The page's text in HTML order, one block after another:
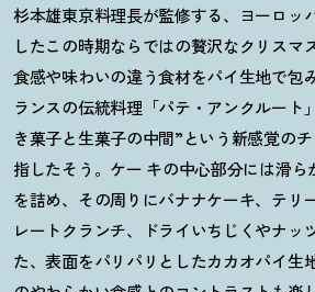
杉本雄東京料理長が監修する、ヨーロッ
したこの時期ならではの贅沢なクリスマ
食感や味わいの違う食材をパイ生地で包
ランスの伝統料理「パテ・アンクルート
き菓子と生菓子の中間”という新感覚の
指したそう。ケー キの中心部分には滑ら
を詰め、その周りにバナナケーキ、テリ
レートクランチ、ドライいちじくやナッ
た、表面をパリパリとしたカカオパイ生